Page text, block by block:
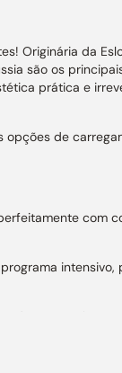
Originária da
são os
prática e
de
com